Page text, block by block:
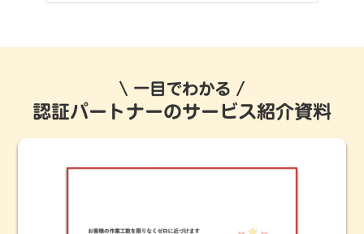
一目でわかる
認証パートナーのサービス紹介資料